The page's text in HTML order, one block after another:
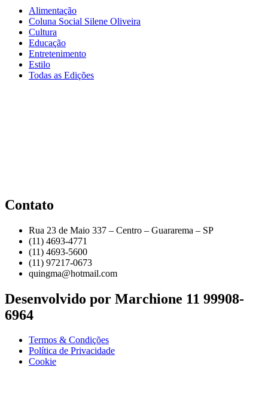
Alimentação
Coluna Social Silene Oliveira
Cultura
Educação
Entretenimento
Estilo
Todas as Edições
Contato
Rua 23 de Maio 337 – Centro – Guararema – SP
(11) 4693-4771
(11) 4693-5600
(11) 97217-0673
quingma@hotmail.com
Desenvolvido por Marchione 11 99908-
6964
Termos & Condições
Política de Privacidade
Cookie